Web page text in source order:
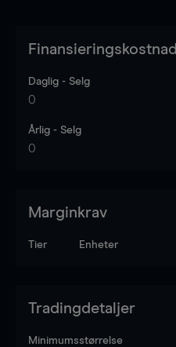
Finansieringskostnad
Daglig - Selg
0
Årlig - Selg
0
Marginkrav
Tier Enheter
Tradingdetaljer
Minimumsstørrelse